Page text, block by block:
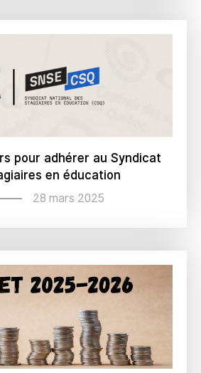
pour adhérer au Syndicat
en éducation
28 mars 2025